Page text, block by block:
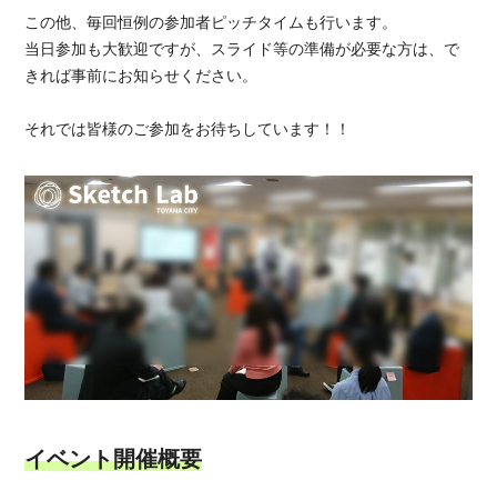
この他、毎回恒例の参加者ピッチタイムも行います。
当日参加も大歓迎ですが、スライド等の準備が必要な方は、で
きれば事前にお知らせください。
それでは皆様のご参加をお待ちしています！！
イベント開催概要